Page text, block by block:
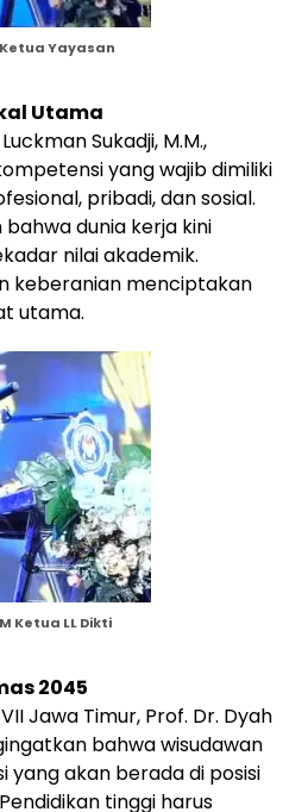
Ketua Yayasan
Utama
Sukadji, M.M.,
yang wajib dimiliki
pribadi, dan sosial.
dunia kerja kini
nilai akademik.
keberanian menciptakan
utama.
Ketua LL Dikti
2045
Jawa Timur, Prof. Dr. Dyah
bahwa wisudawan
yang akan berada di posisi
tinggi harus